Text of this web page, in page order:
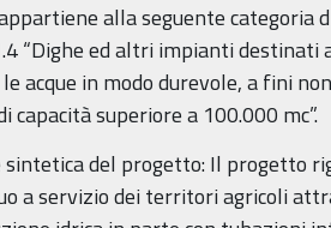
alla seguente categoria
“Dighe ed altri impianti
acque in modo durevole, a fini
capacità superiore a 100.000 mc”.
sintetica del progetto: Il progetto
a servizio dei territori agricoli